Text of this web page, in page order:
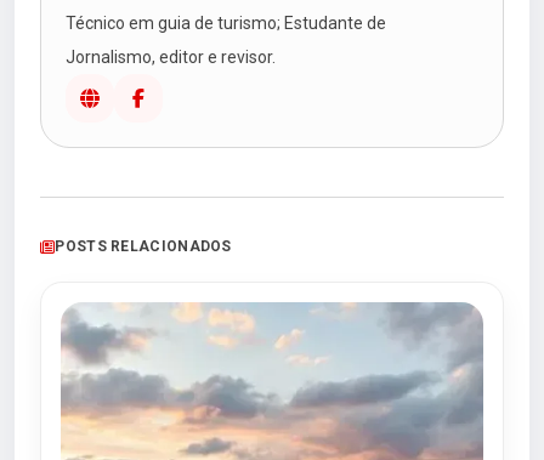
Técnico em guia de turismo; Estudante de
Jornalismo, editor e revisor.
POSTS RELACIONADOS